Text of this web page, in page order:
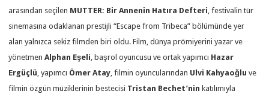
arasından seçilen MUTTER: Bir Annenin Hatıra Defteri , festivalin tür
sinemasına odaklanan prestijli “Escape from Tribeca” bölümünde yer
alan yalnızca sekiz filmden biri oldu. Film, dünya prömiyerini yazar ve
yönetmenAlphan Eşeli , başrol oyuncusu ve ortak yapımcı Hazar
Ergüçlü , yapımcı Ömer Atay , filmin oyuncularından Ulvi Kahyaoğlu ve
filmin özgün müziklerinin bestecisi Tristan Bechet’nin katılımıyla